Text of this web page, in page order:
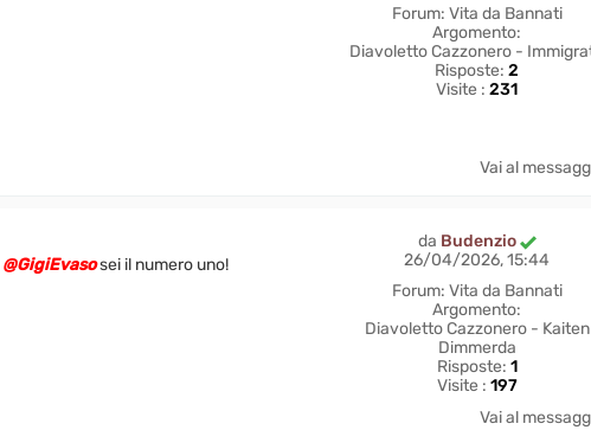
Forum: Vita da Bannati
Argomento:
Diavoletto Cazzonero -
Risposte:2
Visite :231
Vai al
da Budenzio
26/04/2026, 15:44
Forum: Vita da Bannati
Argomento:
Diavoletto Cazzonero - Kaiten
Dimmerda
Risposte: 1
Visite : 197
@GigiEvasosei il numero uno!
Vai al